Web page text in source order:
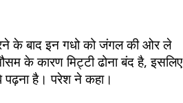
के बाद इन गधो को जंगल की ओर ले
के कारण मिट्टी ढोना बंद है, इसलिए
है। परेश ने कहा।